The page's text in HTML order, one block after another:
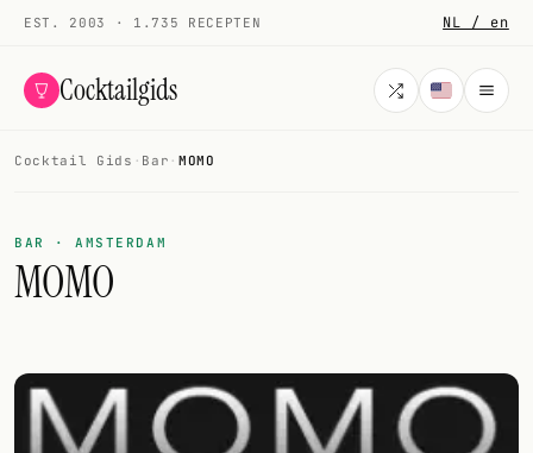
EST. 2003 · 1.735 RECEPTEN NL / en
Cocktailgids
COCKTAILS
Alle cocktails
Alcoholvrij
Mijn drank
Cocktail Gids · Bar · MOMO
BAR · AMSTERDAM
MOMO